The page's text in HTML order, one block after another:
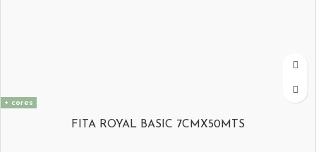
+ cores
FITA ROYAL BASIC 7CMX50MTS